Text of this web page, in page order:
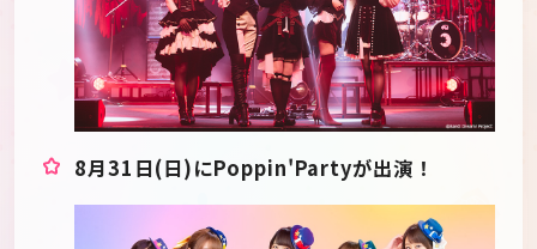
8月31日(日)にPoppin'Partyが出演！